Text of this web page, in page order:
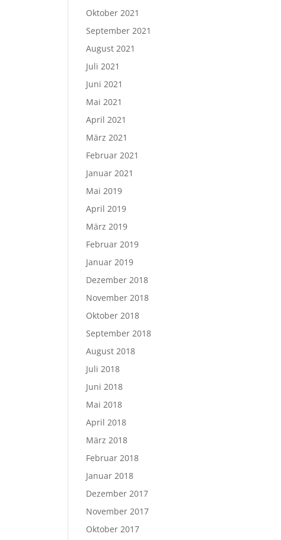
Oktober 2021
September 2021
August 2021
Juli 2021
Juni 2021
Mai 2021
April 2021
März 2021
Februar 2021
Januar 2021
Mai 2019
April 2019
März 2019
Februar 2019
Januar 2019
Dezember 2018
November 2018
Oktober 2018
September 2018
August 2018
Juli 2018
Juni 2018
Mai 2018
April 2018
März 2018
Februar 2018
Januar 2018
Dezember 2017
November 2017
Oktober 2017